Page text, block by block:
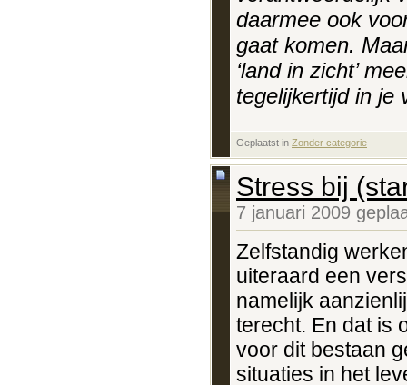
daarmee ook
gaat komen.
‘land in zicht’
tegelijkertijd in je
Geplaatst in Zonder categorie
Stress bij
7 januari 2009
Zelfstandig
uiteraard een
namelijk
terecht. En dat is
voor dit bestaan
situaties in het